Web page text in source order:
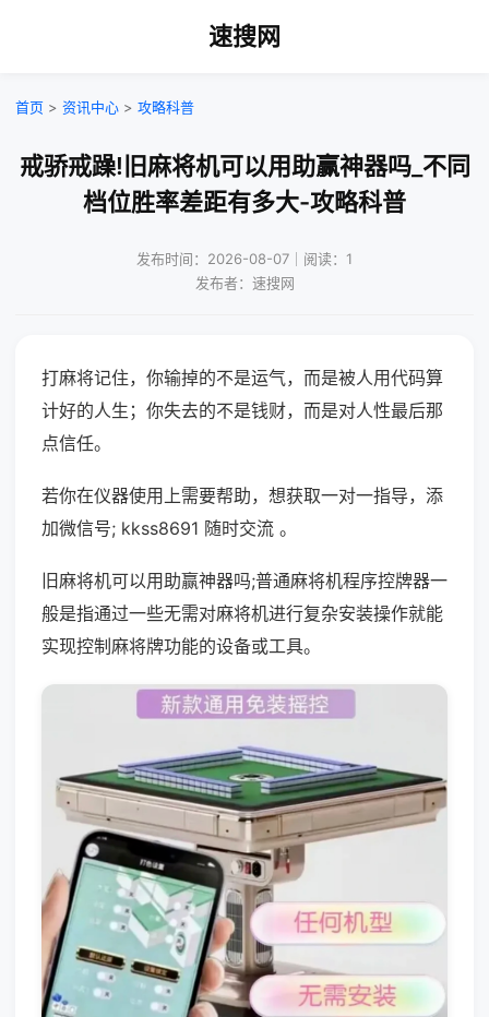
速搜网
首页 > 资讯中心 > 攻略科普
戒骄戒躁!旧麻将机可以用助赢神器吗_不同
档位胜率差距有多大-攻略科普
发布时间：2026-08-07｜阅读：1
发布者：速搜网
打麻将记住，你输掉的不是运气，而是被人用代码算
计好的人生；你失去的不是钱财，而是对人性最后那
点信任。
若你在仪器使用上需要帮助，想获取一对一指导，添
加微信号; kkss8691 随时交流 。
旧麻将机可以用助赢神器吗;普通麻将机程序控牌器一
般是指通过一些无需对麻将机进行复杂安装操作就能
实现控制麻将牌功能的设备或工具。